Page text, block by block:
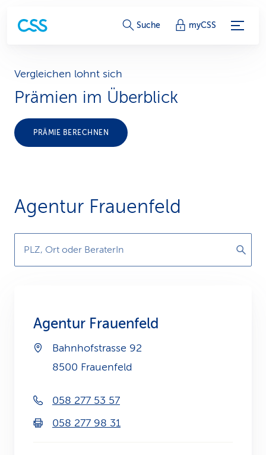
S
v
i
c
L
i
n
Suche myCSS
Vergleichen lohnt sich
Prämien im Überblick
PRÄMIE BERECHNEN
Agentur Frauenfeld
PLZ, Ort oder BeraterIn
Agentur Frauenfeld
Bahnhofstrasse 92
8500 Frauenfeld
058 277 53 57
058 277 98 31